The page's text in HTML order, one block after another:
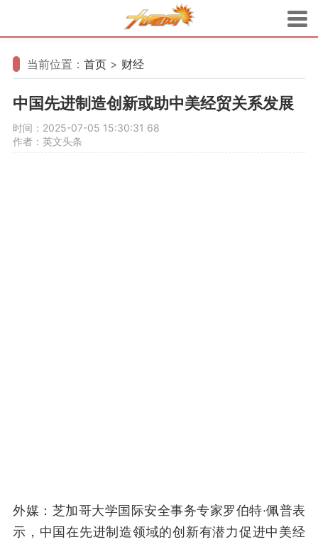
当前位置： 首页 > 财经
中国先进制造创新或助中美经贸关系发展
时间：2025-07-05 15:30:31 68
作者：英文头条
外媒：芝加哥大学国际安全事务专家罗伯特·佩普表
示，中国在先进制造领域的创新有潜力促进中美经